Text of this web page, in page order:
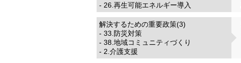
- 26.再生可能エネルギー導入
解決するための重要政策(3)
- 33.防災対策
- 38.地域コミュニティづくり
- 2.介護支援